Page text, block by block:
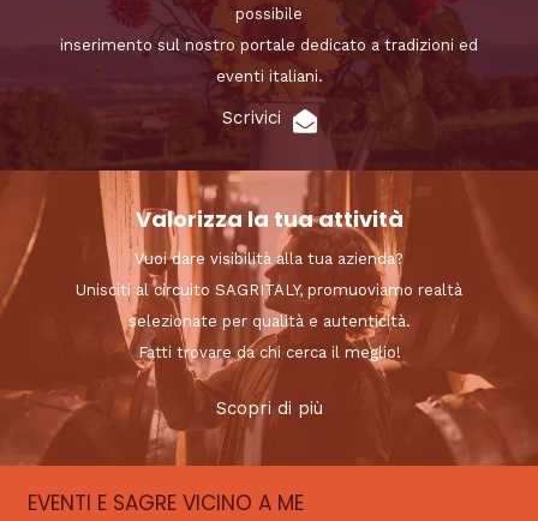
possibile
inserimento sul nostro portale dedicato a tradizioni ed
eventi italiani.
Scrivici
Valorizza la tua attività
Vuoi dare visibilità alla tua azienda?
Unisciti al circuito SAGRITALY, promuoviamo realtà
selezionate per qualità e autenticità.
Fatti trovare da chi cerca il meglio!
Scopri di più
EVENTI E SAGRE VICINO A ME